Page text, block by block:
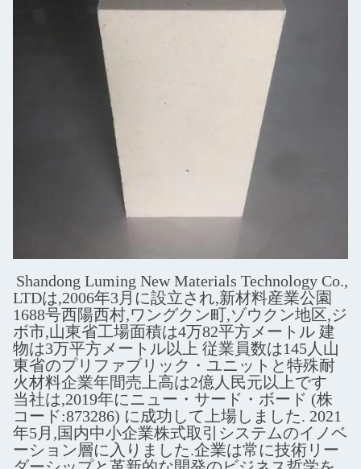
Shandong Luming New Materials Technology Co.,
LTDは,2006年3月に設立され,新材料産業公園
1688号西陽西村,ワングクン町,ゾウクン地区,ジ
ボ市,山東省工場面積は4万82平方メートル 建
物は3万平方メートル以上 従業員数は145人山
東省のプリファブリック・ユニットと特殊耐
火材料企業年間売上高は2億人民元以上です
当社は,2019年にニュー・サード・ボード (株
コード:873286) に成功して上場しました. 2021
年5月,国内中小企業株式取引システムのイノベ
ーション層に入りました.企業は常に技術リー